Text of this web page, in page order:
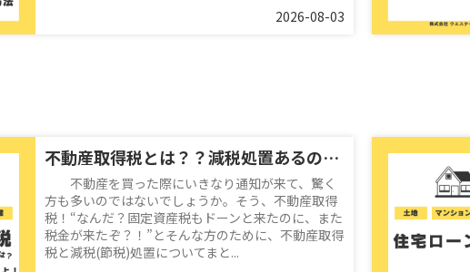
2026-08-03
不動産取得税とは？？減税処置あるの？名古屋空き家・相続売却センターが解説！
不動産を買った際にいきなり通知が来て、驚く
方も多いのではないでしょうか。そう、不動産取得
税！“なんだ？固定資産税もドーンと来たのに、また
税金が来たぞ？！”とそんな方のために、不動産取得
税と減税(節税)処置についてまと...